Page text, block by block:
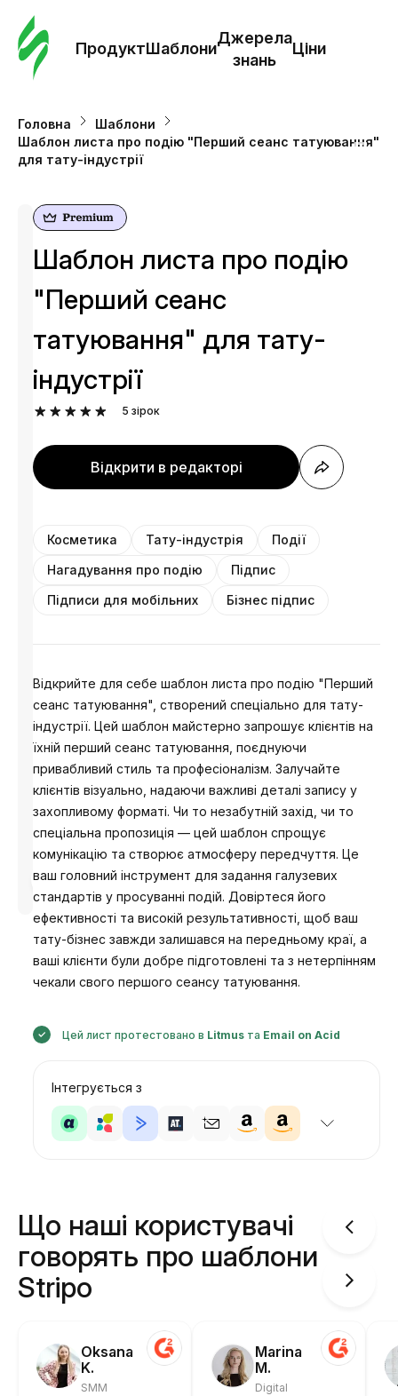
ПродуктШаблони
Джерела
знань
Ціни
Головна
Шаблони
Шаблон листа про подію "Перший сеанс татуювання"
для тату-індустрії
Розроблено
Шаблон листа про подію
"Перший сеанс
татуювання" для тату-
індустрії
5 зірок
Відкрити в редакторі
Косметика Тату-індустрія
Події
Нагадування про подію
Підпис
Підписи для мобільних
Бізнес підпис
Відкрийте для себе шаблон листа про подію "Перший
сеанс татуювання", створений спеціально для тату-
індустрії. Цей шаблон майстерно запрошує клієнтів на
їхній перший сеанс татуювання, поєднуючи
привабливий стиль та професіоналізм. Залучайте
клієнтів візуально, надаючи важливі деталі запису у
захопливому форматі. Чи то незабутній захід, чи то
спеціальна пропозиція — цей шаблон спрощує
комунікацію та створює атмосферу передчуття. Це
ваш головний інструмент для задання галузевих
стандартів у просуванні подій. Довіртеся його
ефективності та високій результативності, щоб ваш
тату-бізнес завжди залишався на передньому краї, а
ваші клієнти були добре підготовлені та з нетерпінням
чекали свого першого сеансу татуювання.
Цей лист протестовано в Litmus та Email on Acid
Інтегрується з
Що наші користувачі
говорять про шаблони
Stripo
Oksana
K.
SMM
Marina
M.
Digital